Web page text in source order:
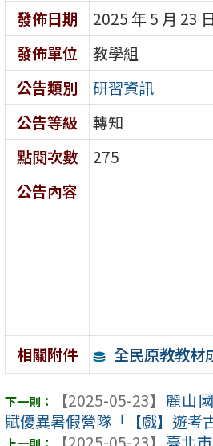
發佈日期
2025 年 5 月 23 日
發佈單位
教學組
公告類別
研習資訊
公告等級
轉知
點閱次數
275
公告內容
相關附件 全民原教教材
【2025-05-23】 麗山
賦優異暑假營隊「【戲】遊考